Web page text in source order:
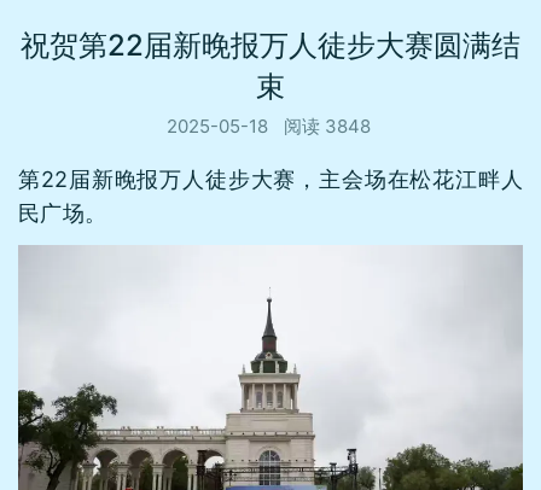
祝贺第22届新晚报万人徒步大赛圆满结
束
2025-05-18 阅读 3848
第22届新晚报万人徒步大赛，主会场在松花江畔人
民广场。